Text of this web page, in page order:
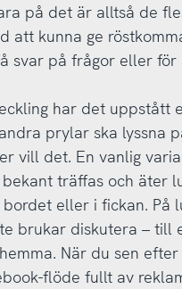
på det är alltså de
att kunna ge
svar på frågor eller för
har det uppstått
prylar ska lyssna
vill det. En vanlig
träffas och äter
eller i fickan. På
brukar diskutera – till
När du sen
flöde fullt av